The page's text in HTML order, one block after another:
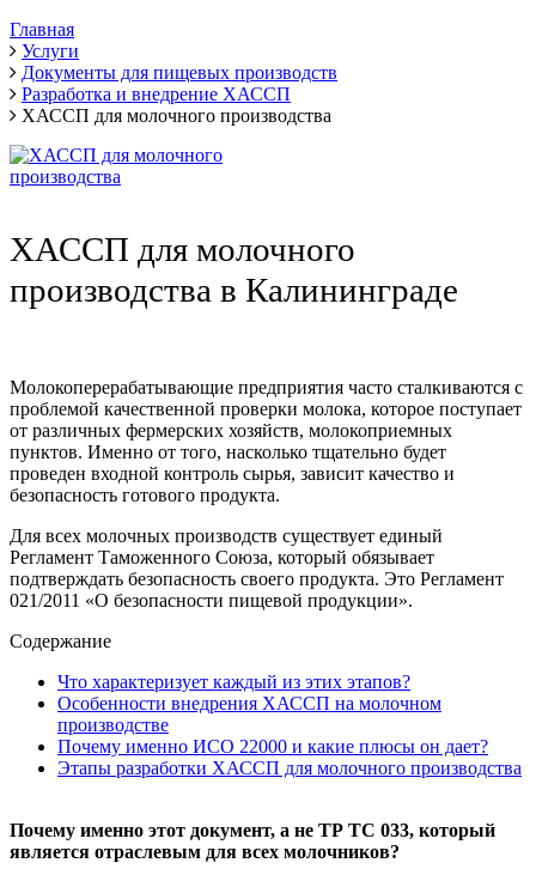
Главная
Услуги
Документы для пищевых производств
Разработка и внедрение ХАССП
ХАССП для молочного производства
ХАССП для молочного
производства в Калининграде
Молокоперерабатывающие предприятия часто сталкиваются с
проблемой качественной проверки молока, которое поступает
от различных фермерских хозяйств, молокоприемных
пунктов. Именно от того, насколько тщательно будет
проведен входной контроль сырья, зависит качество и
безопасность готового продукта.
Для всех молочных производств существует единый
Регламент Таможенного Союза, который обязывает
подтверждать безопасность своего продукта. Это Регламент
021/2011 «О безопасности пищевой продукции».
Содержание
Что характеризует каждый из этих этапов?
Особенности внедрения ХАССП на молочном
производстве
Почему именно ИСО 22000 и какие плюсы он дает?
Этапы разработки ХАССП для молочного производства
Почему именно этот документ, а не ТР ТС 033, который
является отраслевым для всех молочников?